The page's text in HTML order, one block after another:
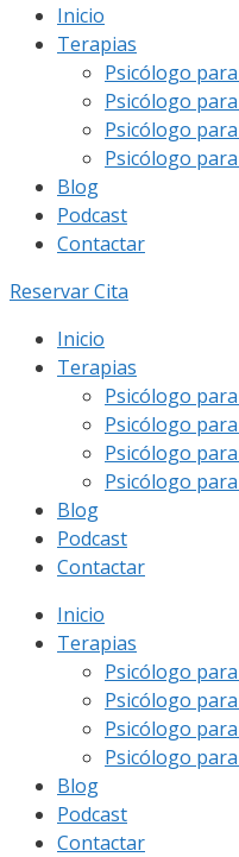
Inicio
Terapias
Psicólogo
Psicólogo
Psicólogo
Psicólogo
Blog
Podcast
Contactar
Reservar Cita
Inicio
Terapias
Psicólogo
Psicólogo
Psicólogo
Psicólogo
Blog
Podcast
Contactar
Inicio
Terapias
Psicólogo
Psicólogo
Psicólogo
Psicólogo
Blog
Podcast
Contactar